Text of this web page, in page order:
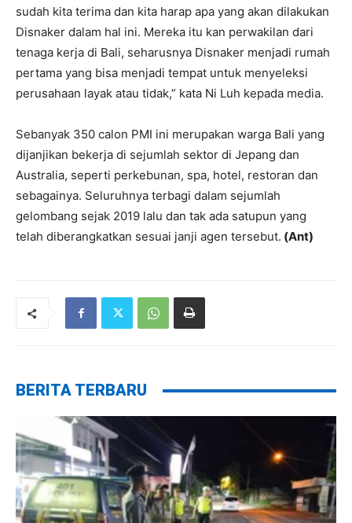
sudah kita terima dan kita harap apa yang akan dilakukan
Disnaker dalam hal ini. Mereka itu kan perwakilan dari
tenaga kerja di Bali, seharusnya Disnaker menjadi rumah
pertama yang bisa menjadi tempat untuk menyeleksi
perusahaan layak atau tidak,” kata Ni Luh kepada media.
Sebanyak 350 calon PMI ini merupakan warga Bali yang
dijanjikan bekerja di sejumlah sektor di Jepang dan
Australia, seperti perkebunan, spa, hotel, restoran dan
sebagainya. Seluruhnya terbagi dalam sejumlah
gelombang sejak 2019 lalu dan tak ada satupun yang
telah diberangkatkan sesuai janji agen tersebut. (Ant)
BERITA TERBARU